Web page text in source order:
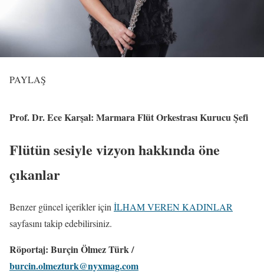
PAYLAŞ
Prof. Dr. Ece Karşal: Marmara Flüt Orkestrası Kurucu Şefi
Flütün sesiyle vizyon hakkında öne
çıkanlar
Benzer güncel içerikler için İLHAM VEREN KADINLAR
sayfasını takip edebilirsiniz.
Röportaj: Burçin Ölmez Türk /
burcin.olmezturk@nyxmag.com